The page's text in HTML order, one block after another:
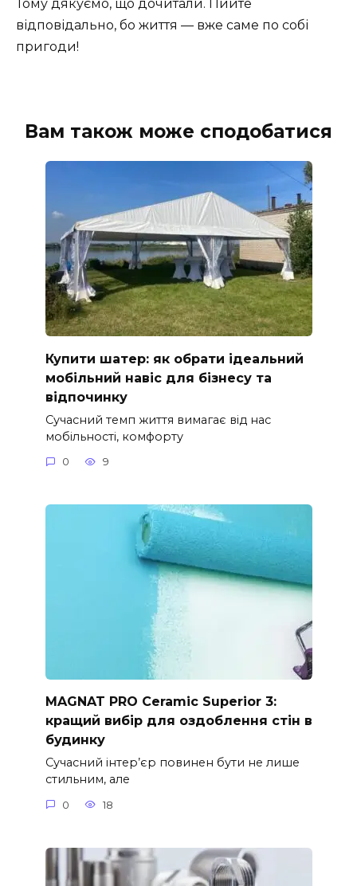
Тому дякуємо, що дочитали. Пийте
відповідально, бо життя — вже саме по собі
пригоди!
Вам також може сподобатися
Купити шатер: як обрати ідеальний
мобільний навіс для бізнесу та
відпочинку
Сучасний темп життя вимагає від нас
мобільності, комфорту
0 9
MAGNAT PRO Ceramic Superior 3:
кращий вибір для оздоблення стін в
будинку
Сучасний інтер’єр повинен бути не лише
стильним, але
0 18